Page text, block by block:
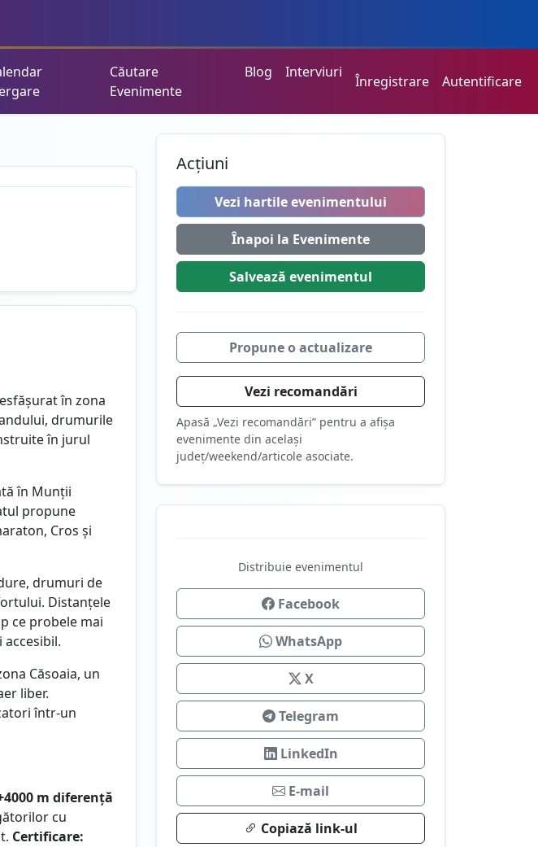
Căutare
Evenimente
Blog Interviuri
Înregistrare Autentificare
în zona
drumurile
în jurul
în Munții
propune
Cros și
drumuri de
Distanțele
ce probele mai
Căsoaia, un
liber.
într-un
m diferență
cu
Certificare:
Acțiuni
Vezi hartile evenimentului
Înapoi la Evenimente
Salvează evenimentul
Propune o actualizare
Vezi recomandări
Apasă „Vezi recomandări” pentru a afișa
evenimente din același
județ/weekend/articole asociate.
Distribuie evenimentul
Facebook
WhatsApp
X
Telegram
LinkedIn
E-mail
Copiază link-ul